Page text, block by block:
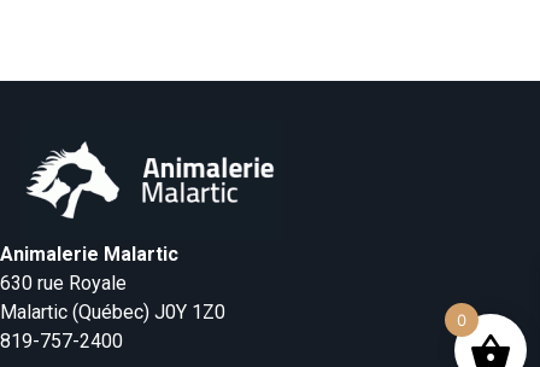
Animalerie Malartic
630 rue Royale
Malartic (Québec) J0Y 1Z0
819-757-2400
0